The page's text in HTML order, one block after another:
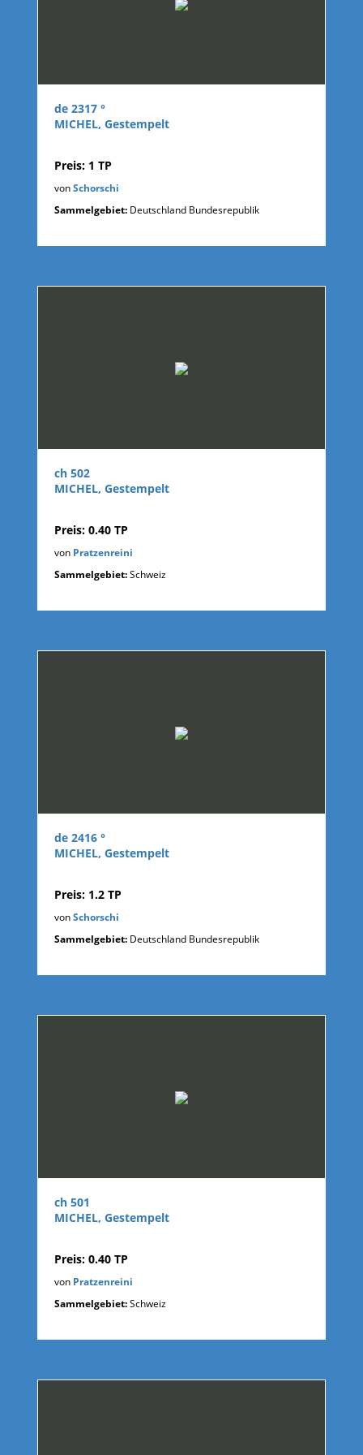
de 2317 °
MICHEL, Gestempelt
Preis: 1 TP
vonSchorschi
Sammelgebiet:Deutschland Bundesrepublik
ch 502
MICHEL, Gestempelt
Preis: 0.40 TP
von Pratzenreini
Sammelgebiet:Schweiz
de 2416 °
MICHEL, Gestempelt
Preis: 1.2 TP
vonSchorschi
Sammelgebiet:Deutschland Bundesrepublik
ch 501
MICHEL, Gestempelt
Preis: 0.40 TP
von Pratzenreini
Sammelgebiet:Schweiz